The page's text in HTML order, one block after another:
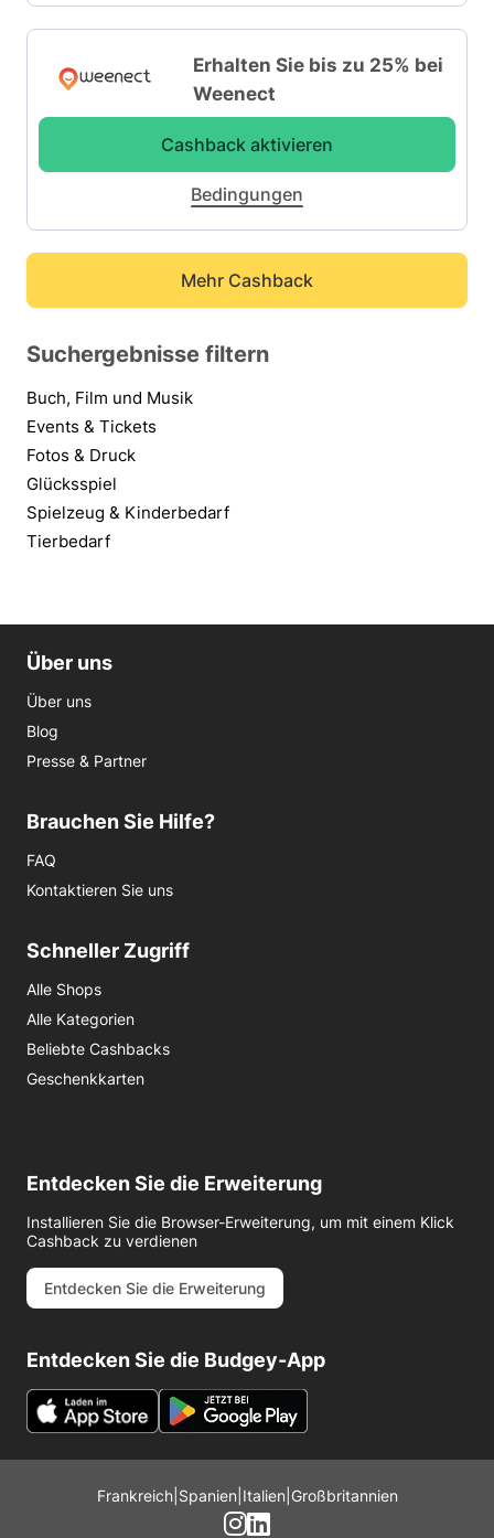
Erhalten Sie bis zu 25% bei
Weenect
Cashback aktivieren
Bedingungen
Mehr Cashback
Suchergebnisse filtern
Buch, Film und Musik
Events & Tickets
Fotos & Druck
Glücksspiel
Spielzeug & Kinderbedarf
Tierbedarf
Über uns
Über uns
Blog
Presse & Partner
Brauchen Sie Hilfe?
FAQ
Kontaktieren Sie uns
Schneller Zugriff
Alle Shops
Alle Kategorien
Beliebte Cashbacks
Geschenkkarten
Entdecken Sie die Erweiterung
Installieren Sie die Browser-Erweiterung, um mit einem Klick
Cashback zu verdienen
Entdecken Sie die Erweiterung
Entdecken Sie die Budgey-App
Frankreich| Spanien Italien Großbritannien